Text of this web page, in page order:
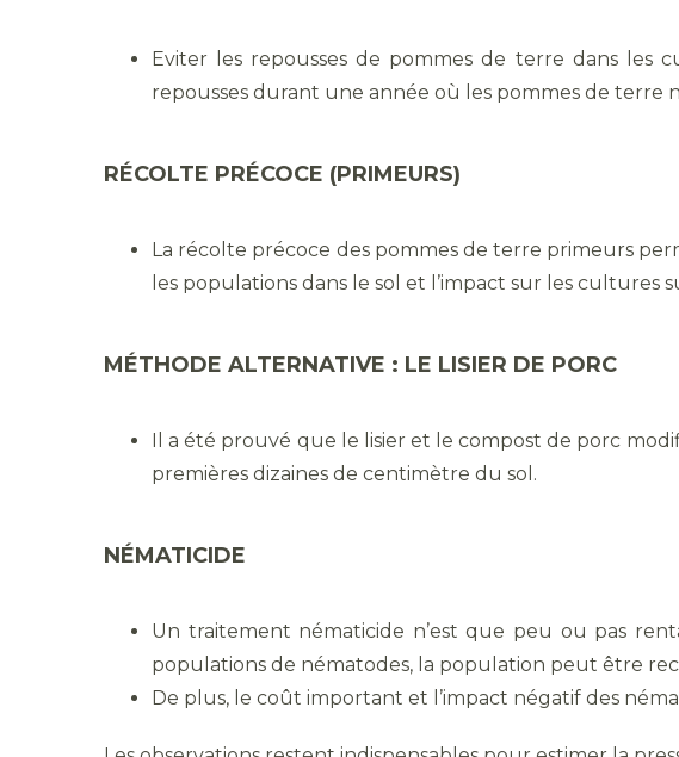
Eviter les repousses de pommes de terre dans les
repousses durant une année où les pommes de
RÉCOLTE PRÉCOCE (PRIMEURS)
La récolte précoce des pommes de terre primeurs
les populations dans le sol et l’impact sur les cultures
MÉTHODE ALTERNATIVE : LE LISIER DE PORC
Il a été prouvé que le lisier et le compost de porc
premières dizaines de centimètre du sol.
NÉMATICIDE
Un traitement nématicide n’est que peu ou pas
populations de nématodes, la population peut être
De plus, le coût important et l’impact négatif des